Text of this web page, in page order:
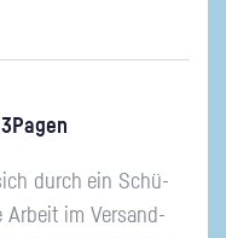
durch ein Schü­
Ar­beit im Ver­sand­